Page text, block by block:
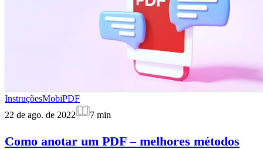
InstruçõesMobiPDF
22 de ago. de 2022
7 min
Como anotar um PDF – melhores métodos